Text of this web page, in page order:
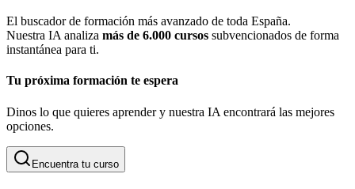
El buscador de formación más avanzado de toda España.
Nuestra IA analiza más de 6.000 cursos subvencionados de forma
instantánea para ti.
Tu próxima formación te espera
Dinos lo que quieres aprender y nuestra IA encontrará las mejores
opciones.
Encuentra tu curso